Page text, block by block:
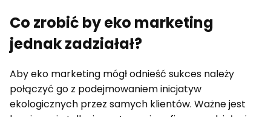
Co zrobić by eko marketing
jednak zadziałał?
Aby eko marketing mógł odnieść sukces należy
połączyć go z podejmowaniem inicjatyw
ekologicznych przez samych klientów. Ważne jest